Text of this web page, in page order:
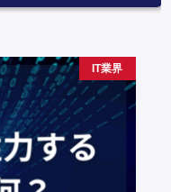
IT業界